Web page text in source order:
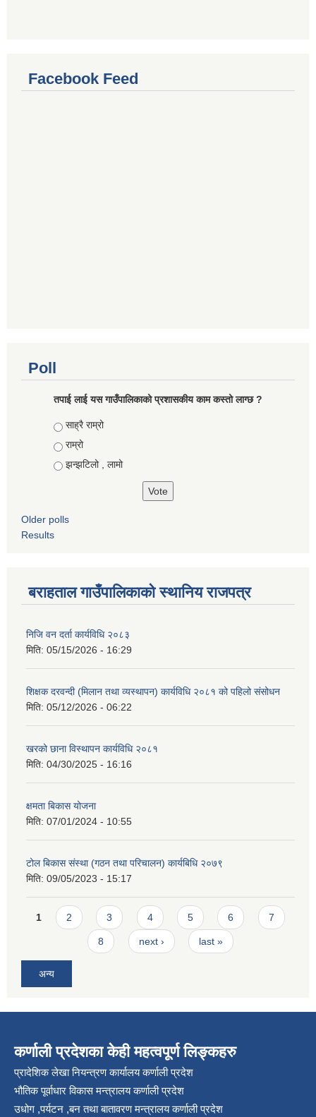
Facebook Feed
Poll
तपाई लाई यस गाउँपालिकाको प्रशासकीय काम कस्तो लाग्छ ?
Choices
साह्रै राम्रो
राम्रो
झन्झटिलो , लामो
Older polls
Results
बराहताल गाउँपालिकाको स्थानिय राजपत्र
निजि वन दर्ता कार्यविधि २०८३
मिति: 05/15/2026 - 16:29
शिक्षक दरवन्दी (मिलान तथा व्यस्थापन) कार्यविधि २०८१ को पहिलो संसोधन
मिति: 05/12/2026 - 06:22
खरको छाना विस्थापन कार्यविधि २०८१
मिति: 04/30/2025 - 16:16
क्षमता बिकास योजना
मिति: 07/01/2024 - 10:55
टोल बिकास संस्था (गठन तथा परिचालन) कार्यबिधि २०७९
मिति: 09/05/2023 - 15:17
Pages
1 2 3 4 5 6 7
8 next › last »
अन्य
कर्णाली प्रदेशका केही महत्वपूर्ण लिङ्कहरु
प्रादेशिक लेखा नियन्त्रण कार्यालय कर्णाली प्रदेश
भौतिक पूर्वाधार विकास मन्त्रालय कर्णाली प्रदेश
उधोग ,पर्यटन ,बन तथा बातावरण मन्त्रालय कर्णाली प्रदेश